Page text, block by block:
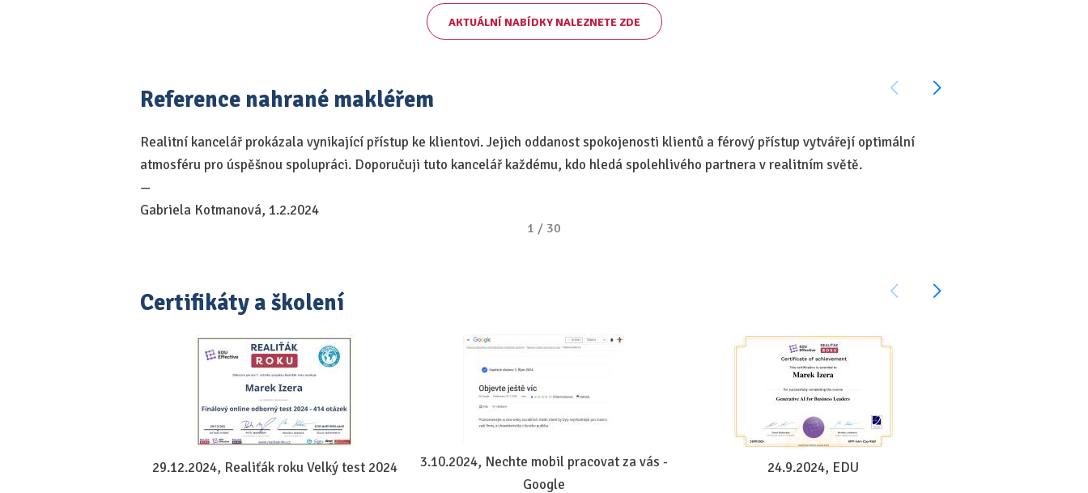
AKTUÁLNÍ NABÍDKY NALEZNETE ZDE
Reference nahrané makléřem
Realitní kancelář prokázala vynikající přístup ke klientovi. Jejich oddanost spokojenosti klientů a férový přístup vytvářejí optimální
atmosféru pro úspěšnou spolupráci. Doporučuji tuto kancelář každému, kdo hledá spolehlivého partnera v realitním světě.
—
Gabriela Kotmanová, 1.2.2024
1 / 30
Certifikáty a školení
29.12.2024, Realiťák roku Velký test 2024
3.10.2024, Nechte mobil pracovat za vás -
Google
24.9.2024, EDU